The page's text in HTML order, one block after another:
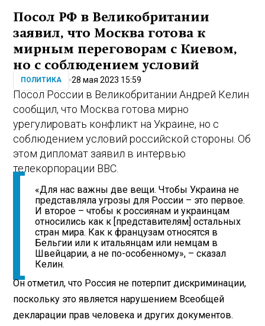
Посол РФ в Великобритании
заявил, что Москва готова к
мирным переговорам с Киевом,
но с соблюдением условий
ПОЛИТИКА 28 мая 2023 15:59
Посол России в Великобритании Андрей Келин
сообщил, что Москва готова мирно
урегулировать конфликт на Украине, но с
соблюдением условий российской стороны. Об
этом дипломат заявил в интервью
телекорпорации BBC.
«Для нас важны две вещи. Чтобы Украина не
представляла угрозы для России – это первое.
И второе – чтобы к россиянам и украинцам
относились как к [представителям] остальных
стран мира. Как к французам относятся в
Бельгии или к итальянцам или немцам в
Швейцарии, а не по-особенному», – сказал
Келин.
Он отметил, что Россия не потерпит дискриминации,
поскольку это является нарушением Всеобщей
декларации прав человека и других документов.